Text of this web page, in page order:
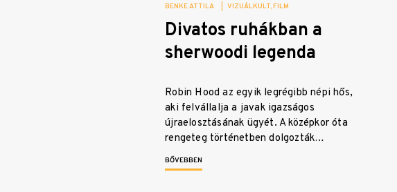
BENKE ATTILA VIZUÁLKULT FILM
Divatos ruhákban a
sherwoodi legenda
Robin Hood az egyik legrégibb népi hős,
aki felvállalja a javak igazságos
újraelosztásának ügyét. A középkor óta
rengeteg történetben dolgozták…
BŐVEBBEN